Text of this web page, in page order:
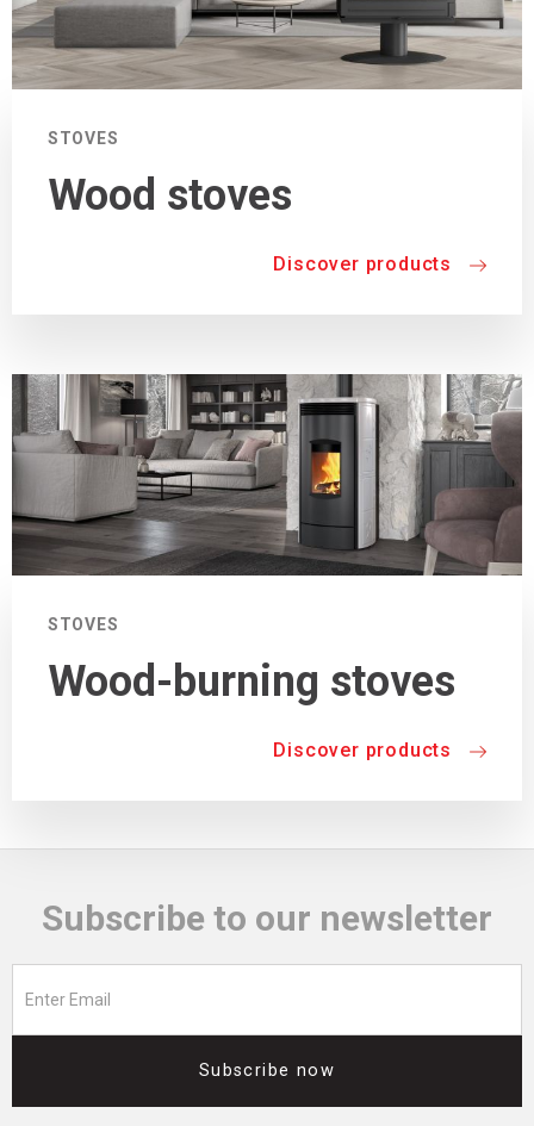
STOVES
Wood stoves
Discover products
STOVES
Wood-burning stoves
Discover products
Subscribe to our newsletter
Subscribe now